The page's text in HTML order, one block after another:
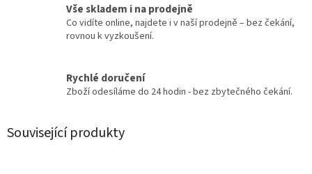
Vše skladem i na prodejně
Co vidíte online, najdete i v naší prodejně – bez čekání,
rovnou k vyzkoušení.
Rychlé doručení
Zboží odesíláme do 24 hodin - bez zbytečného čekání.
Související produkty